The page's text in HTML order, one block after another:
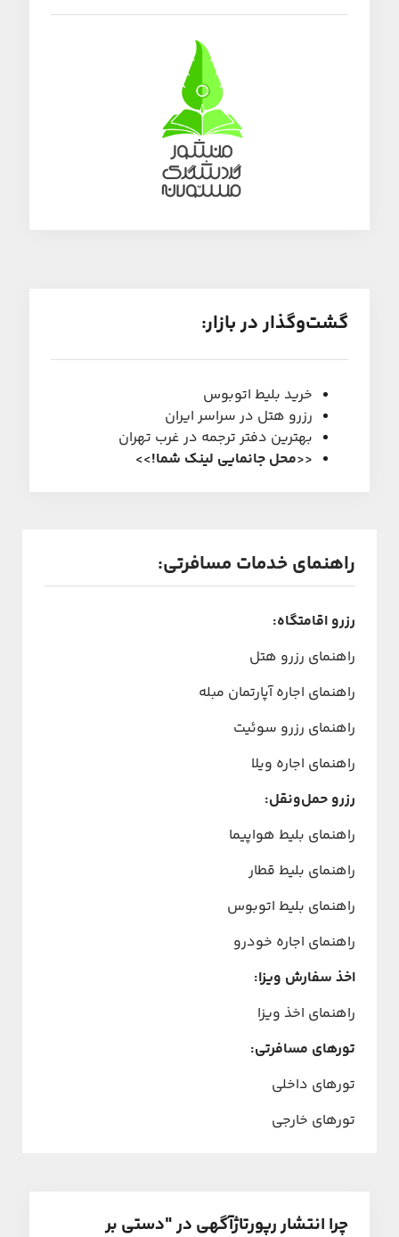
گشت‌و‌گذار در بازار:
خرید بلیط اتوبوس
رزرو هتل در سراسر ایران
بهترین دفتر ترجمه در غرب تهران
<<محل جانمایی لینک شما!
>>
راهنمای خدمات مسافرتی:
رزرو اقامتگاه:
راهنمای رزرو هتل
راهنمای اجاره آپارتمان مبله
راهنمای رزرو سوئیت
راهنمای اجاره ویلا
رزرو حمل‌ونقل:
راهنمای بلیط هواپیما
راهنمای بلیط قطار
راهنمای بلیط اتوبوس
راهنمای اجاره خودرو
اخذ سفارش ویزا:
راهنمای اخذ ویزا
تورهای مسافرتی:
تورهای داخلی
تورهای خارجی
چرا انتشار رپورتاژآگهی در "دستی بر